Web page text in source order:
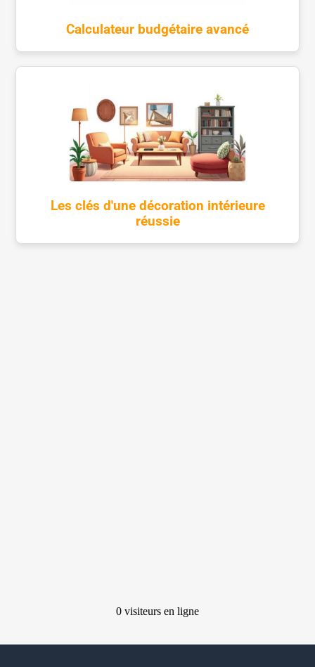
Calculateur budgétaire avancé
Les clés d'une décoration intérieure
réussie